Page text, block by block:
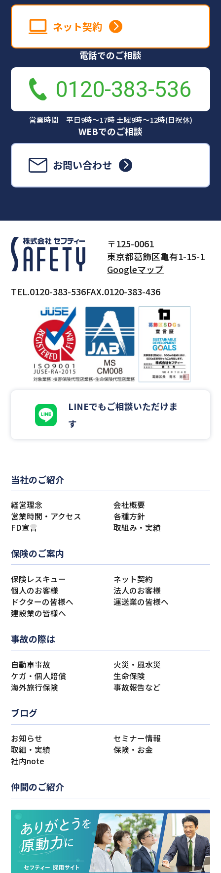
ネット契約
電話でのご相談
0120-383-536
営業時間 平日9時～17時 土曜9時～12時(日祝休)
WEBでのご相談
お問い合わせ
〒125-0061
東京都葛飾区亀有1-15-1
Googleマップ
TEL.0120-383-536FAX.0120-383-436
LINEでもご相談いただけま
す
当社のご紹介
経営理念
会社概要
営業時間・アクセス
各種方針
FD宣言
取組み・実績
保険のご案内
保険レスキュー
ネット契約
個人のお客様
法人のお客様
ドクターの皆様へ
運送業の皆様へ
建設業の皆様へ
事故の際は
自動車事故
火災・風水災
ケガ・個人賠償
生命保険
海外旅行保険
事故報告など
ブログ
お知らせ
セミナー情報
取組・実績
保険・お金
社内note
仲間のご紹介